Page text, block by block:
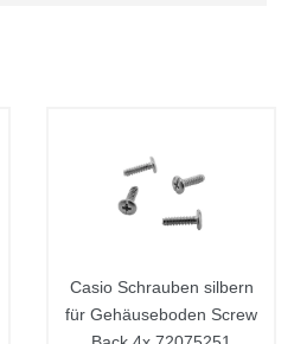
Casio Schrauben silbern
für Gehäuseboden Screw